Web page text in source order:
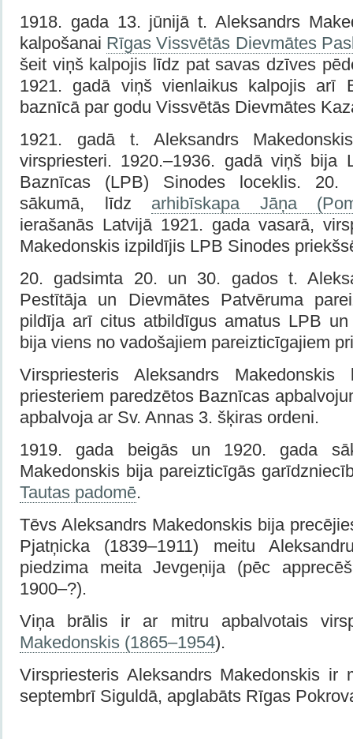
1918. gada 13. jūnijā t. Aleksandrs
kalpošanai Rīgas Vissvētās Dievmātes
šeit viņš kalpojis līdz pat savas dzīves
1921. gadā viņš vienlaikus kalpojis arī
baznīcā par godu Vissvētās Dievmātes
1921. gadā t. Aleksandrs
virspriesteri. 1920.–1936. gadā viņš bija
Baznīcas (LPB) Sinodes loceklis. 20.
sākumā, līdz arhibīskapa Jāņa
ierašanās Latvijā 1921. gada vasarā,
Makedonskis izpildījis LPB Sinodes
20. gadsimta 20. un 30. gados t.
Pestītāja un Dievmātes Patvēruma
pildīja arī citus atbildīgus amatus LPB un
bija viens no vadošajiem pareizticīgajiem
Virspriesteris Aleksandrs
priesteriem paredzētos Baznīcas
apbalvoja ar Sv. Annas 3. šķiras ordeni.
1919. gada beigās un 1920. gada
Makedonskis bija pareizticīgās
Tautas padomē.
Tēvs Aleksandrs Makedonskis bija
Pjatņicka (1839–1911) meitu
piedzima meita Jevgeņija (pēc
1900–?).
Viņa brālis ir ar mitru apbalvotais
Makedonskis (1865–1954).
Virspriesteris Aleksandrs Makedonskis ir
septembrī Siguldā, apglabāts Rīgas